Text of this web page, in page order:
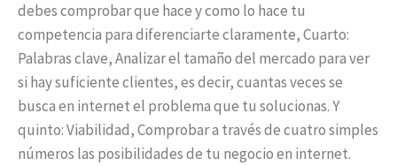
debes comprobar que hace y como lo hace tu
competencia para diferenciarte claramente, Cuarto:
Palabras clave, Analizar el tamaño del mercado para ver
si hay suficiente clientes, es decir, cuantas veces se
busca en internet el problema que tu solucionas. Y
quinto: Viabilidad, Comprobar a través de cuatro simples
números las posibilidades de tu negocio en internet.